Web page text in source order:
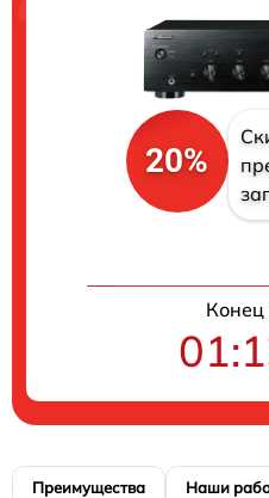
20%
Конец
Преимущества Наши